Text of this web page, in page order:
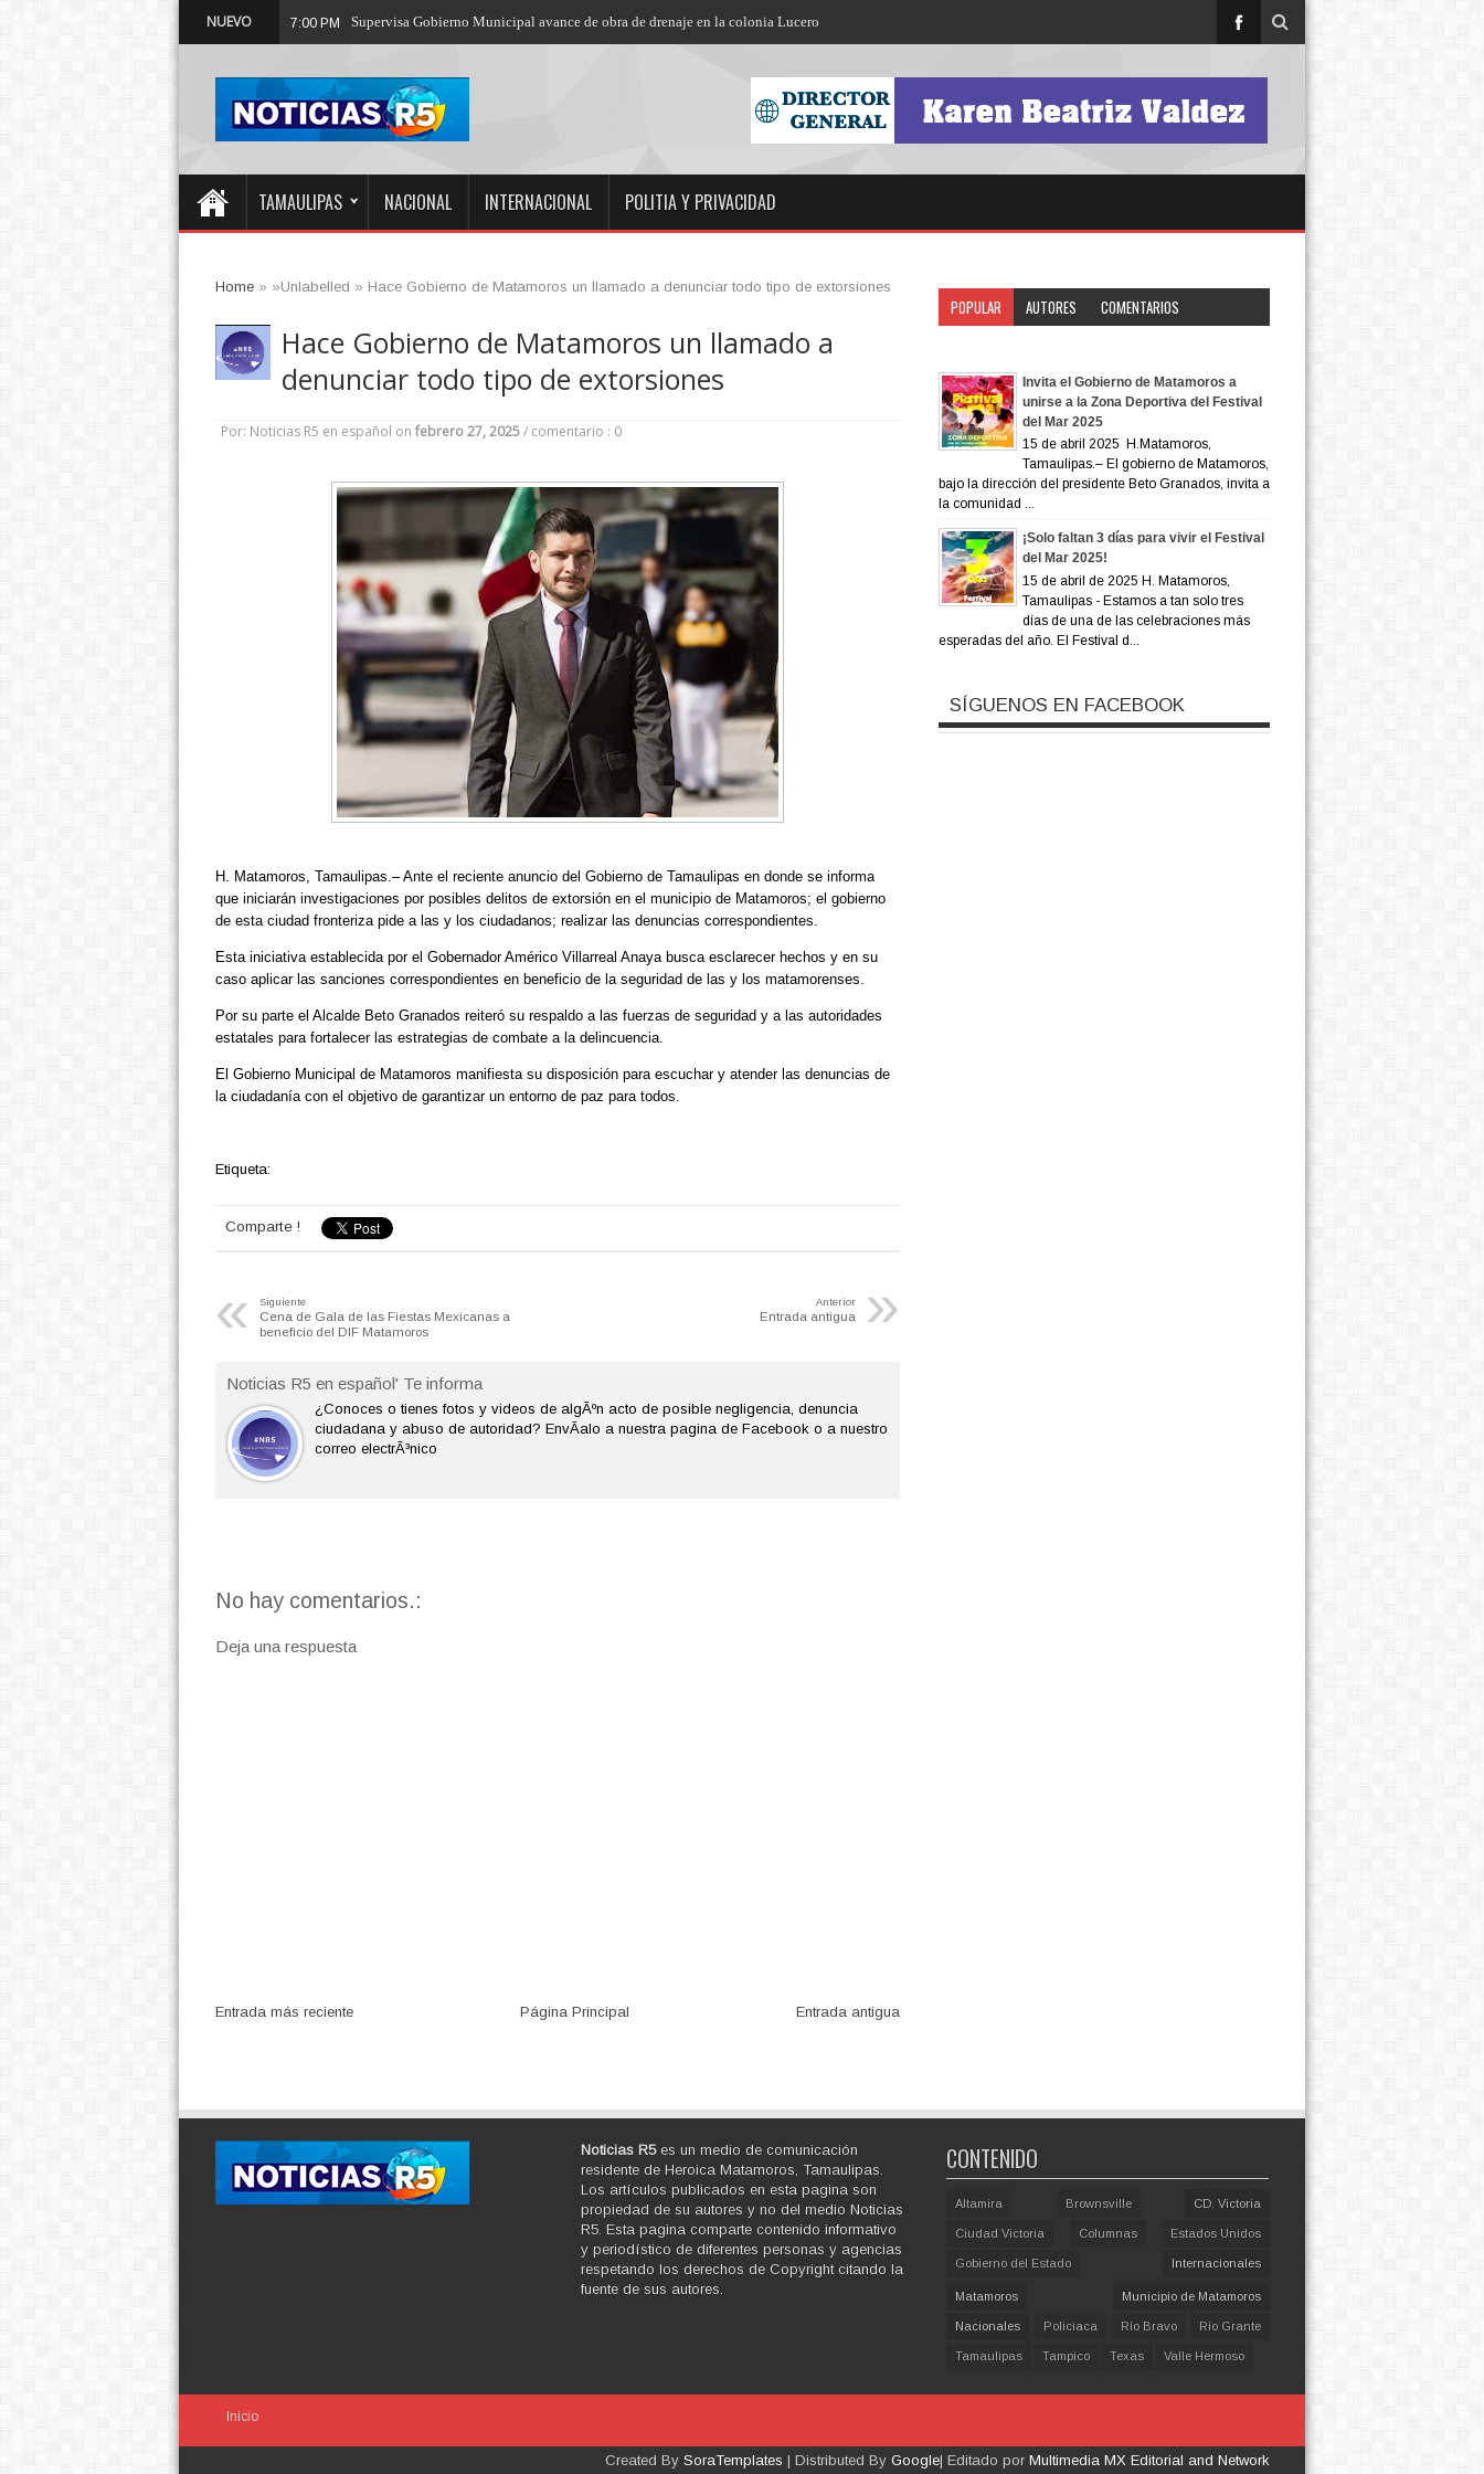
NUEVO 6:00 PM ¡So
TAMAULIPAS NACIONAL INTERNACIONAL POLITIA Y PRIVACIDAD
Home» »Unlabelled » Hace Gobierno de Matamoros un llamado a denunciar todo tipo de extorsiones
Hace Gobierno de Matamoros un llamado a
denunciar todo tipo de extorsiones
Por: Noticias R5 en español on febrero 27, 2025 / comentario : 0
H. Matamoros, Tamaulipas.– Ante el reciente anuncio del Gobierno de Tamaulipas en donde se informa
que iniciarán investigaciones por posibles delitos de extorsión en el municipio de Matamoros; el gobierno
de esta ciudad fronteriza pide a las y los ciudadanos; realizar las denuncias correspondientes.
Esta iniciativa establecida por el Gobernador Américo Villarreal Anaya busca esclarecer hechos y en su
caso aplicar las sanciones correspondientes en beneficio de la seguridad de las y los matamorenses.
Por su parte el Alcalde Beto Granados reiteró su respaldo a las fuerzas de seguridad y a las autoridades
estatales para fortalecer las estrategias de combate a la delincuencia.
El Gobierno Municipal de Matamoros manifiesta su disposición para escuchar y atender las denuncias de
la ciudadanía con el objetivo de garantizar un entorno de paz para todos.
Etiqueta:
Comparte !
« Siguiente
Cena de Gala de las Fiestas Mexicanas a
beneficio del DIF Matamoros
»
Anterior
Entrada antigua
Noticias R5 en español' Te informa
¿Conoces o tienes fotos y videos de algÃºn acto de posible negligencia, denuncia
ciudadana y abuso de autoridad? EnvÃ­alo a nuestra pagina de Facebook o a nuestro
correo electrÃ³nico
No hay comentarios.:
Deja una respuesta
Entrada más reciente Entrada antigua
Página Principal
POPULAR AUTORES
COMENTARIOS
Invita el Gobierno de Matamoros a
unirse a la Zona Deportiva del Festival
del Mar 2025
15 de abril 2025 H.Matamoros,
Tamaulipas.– El gobierno de Matamoros,
bajo la dirección del presidente Beto Granados, invita a
la comunidad ...
¡Solo faltan 3 días para vivir el Festival
del Mar 2025!
15 de abril de 2025 H. Matamoros,
Tamaulipas - Estamos a tan solo tres
días de una de las celebraciones más
esperadas del año. El Festival d...
SÍGUENOS EN FACEBOOK
Noticias R5es un medio de comunicación
residente de Heroica Matamoros, Tamaulipas.
Los artículos publicados en esta pagina son
propiedad de su autores y no del medio Noticias
R5. Esta pagina comparte contenido informativo
y periodístico de diferentes personas y agencias
respetando los derechos de Copyright citando la
fuente de sus autores.
CONTENIDO
Altamira Brownsville CD. Victoria
Ciudad Victoria Columnas Estados Unidos
Gobierno del Estado Internacionales
Matamoros Municipio de Matamoros
Nacionales Policiaca Río Bravo Río Grante
Tamaulipas Tampico Texas Valle Hermoso
Inicio
Created By SoraTemplates | Distributed By Google| Editado por Multimedia MX Editorial and Network